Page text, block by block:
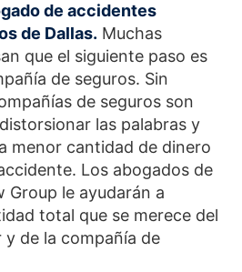
de accidentes
de Dallas. Muchas
que el siguiente paso es
de seguros. Sin
de seguros son
las palabras y
menor cantidad de dinero
Los abogados de
Group le ayudarán a
total que se merece del
de la compañía de